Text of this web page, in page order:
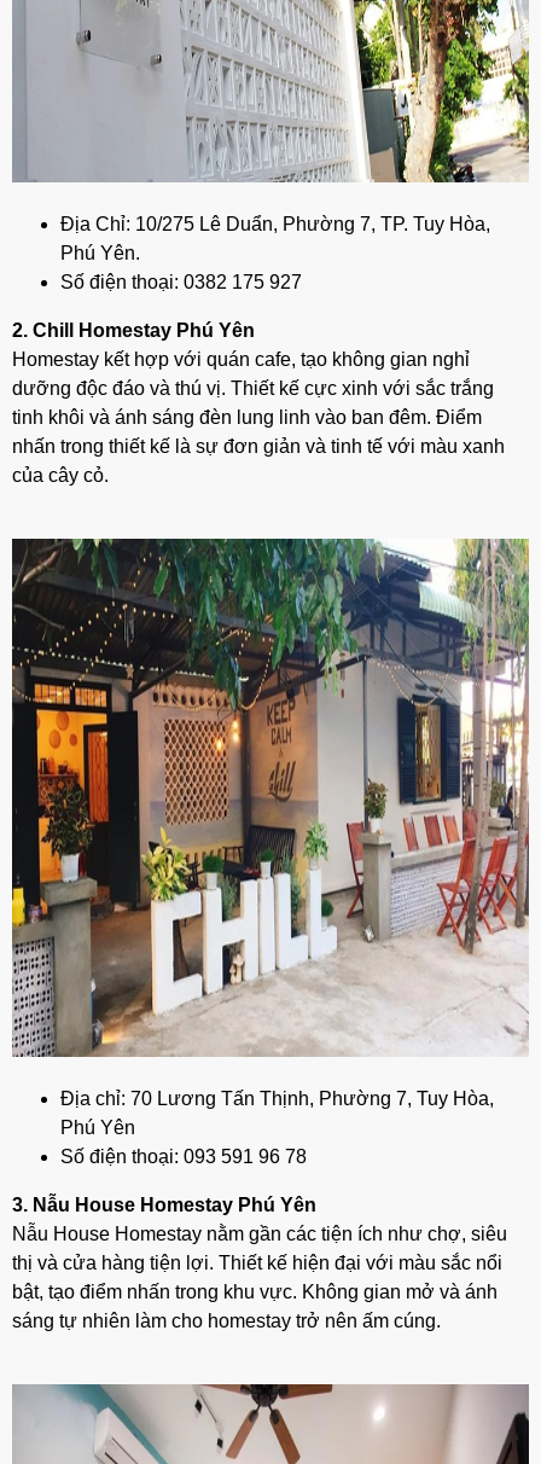
Địa Chỉ: 10/275 Lê Duẩn, Phường 7, TP. Tuy Hòa,
Phú Yên.
Số điện thoại: 0382 175 927
2. Chill Homestay Phú Yên
Homestay kết hợp với quán cafe, tạo không gian nghỉ
dưỡng độc đáo và thú vị. Thiết kế cực xinh với sắc trắng
tinh khôi và ánh sáng đèn lung linh vào ban đêm. Điểm
nhấn trong thiết kế là sự đơn giản và tinh tế với màu xanh
của cây cỏ.
Địa chỉ: 70 Lương Tấn Thịnh, Phường 7, Tuy Hòa,
Phú Yên
Số điện thoại: 093 591 96 78
3. Nẫu House Homestay Phú Yên
Nẫu House Homestay nằm gần các tiện ích như chợ, siêu
thị và cửa hàng tiện lợi. Thiết kế hiện đại với màu sắc nổi
bật, tạo điểm nhấn trong khu vực. Không gian mở và ánh
sáng tự nhiên làm cho homestay trở nên ấm cúng.